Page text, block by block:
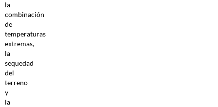
la
combinación
de
temperaturas
extremas,
la
sequedad
del
terreno
y
la